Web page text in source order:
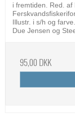
i fremtiden. Red.
Illustr. i s/h og
Due Jensen og
95,00 DKK